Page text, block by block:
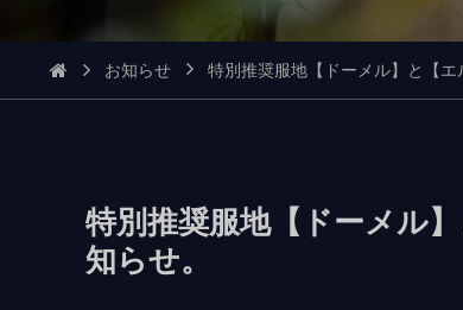
お知らせ 特別推奨服地【ドーメル】と【エ
特別推奨服地【ドーメル
知らせ。